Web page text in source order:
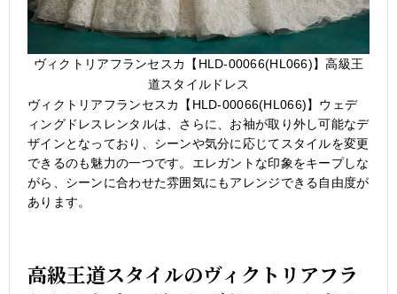
ヴィクトリアフランセスカ【HLD-00066(HL066)】高級王
道スタイルドレス
ヴィクトリアフランセスカ【HLD-00066(HL066)】ウェデ
ィングドレスレンタルは、さらに、お袖が取り外し可能なデ
ザインとなっており、シーンや気分に応じてスタイルを変更
できるのも魅力の一つです。エレガントな印象をキープしな
がら、シーンに合わせた雰囲気にもアレンジできる自由度が
あります。
高級王道スタイルのヴィクトリアフラ